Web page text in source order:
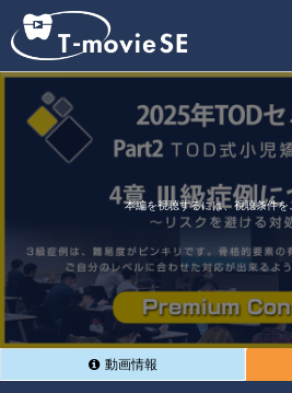
本編を視聴するには、視聴条件を
動画情報